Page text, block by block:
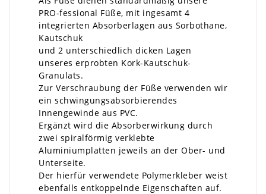
PRO-fessional Füße, mit ingesamt 4
integrierten Absorberlagen aus Sorbothane,
Kautschuk
und 2 unterschiedlich dicken Lagen
unseres erprobten Kork-Kautschuk-
Granulats.
Zur Verschraubung der Füße verwenden wir
ein schwingungsabsorbierendes
Innengewinde aus PVC.
Ergänzt wird die Absorberwirkung durch
zwei spiralförmig verklebte
Aluminiumplatten jeweils an der Ober- und
Unterseite.
Der hierfür verwendete Polymerkleber weist
ebenfalls entkoppelnde Eigenschaften auf.